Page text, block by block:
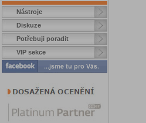
Nástroje
Diskuze
Potřebuji poradit
VIP sekce